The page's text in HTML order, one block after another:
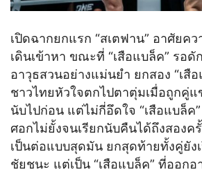
เปิดฉากยกแรก “สเตฟาน” อาศัยค
เดินเข้าหา ขณะที่ “เสือแบล็ค” รอดั
อาวุธสวนอย่างแม่นยำ ยกสอง “เสื
ชาวไทยหัวใจตกไปตาตุ่มเมื่อถูกคู่แ
นับไปก่อน แต่ไม่กี่อึดใจ “เสือแบล็ค
ศอกไม่ยั้งจนเรียกนับคืนได้ถึงสองค
เป็นต่อแบบสุดมัน ยกสุดท้ายทั้งคู่ยัง
ชัยชนะ แต่เป็น “เสือแบล็ค” ที่ออกอ